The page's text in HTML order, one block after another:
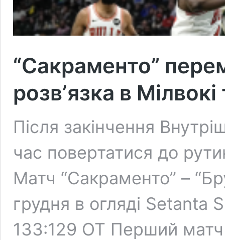
“Сакраменто”
розвʼязка в
Після закінчення
час повертатися до
Матч “Сакраменто” –
грудня в огляді Setanta
133:129 OT Перший матч